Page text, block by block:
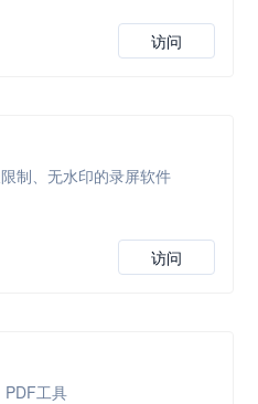
访问
制、无水印的录屏软件
访问
PDF工具